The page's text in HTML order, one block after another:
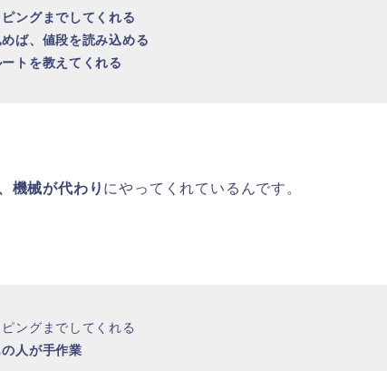
ングまでしてくれる
ば、値段を読み込める
トを教えてくれる
機械が代わり にやってくれているんです。
ングまでしてくれる
人が手作業